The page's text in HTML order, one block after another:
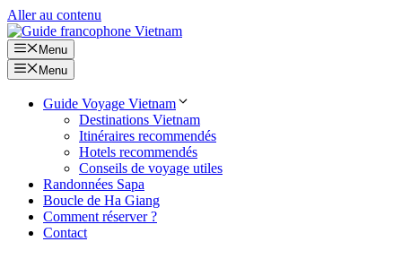
Aller au contenu
Menu
Menu
Guide Voyage Vietnam
Destinations Vietnam
Itinéraires recommendés
Hotels recommendés
Conseils de voyage utiles
Randonnées Sapa
Boucle de Ha Giang
Comment réserver ?
Contact